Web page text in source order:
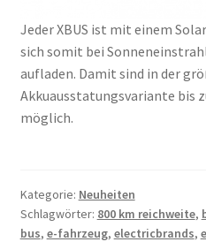
Jeder XBUS ist mit einem
sich somit bei
aufladen. Damit sind in der
Akkuausstatungsvariante bis
möglich.
Kategorie: Neuheiten
Schlagwörter: 800 km reichweite,
bus, e-fahrzeug, electricbrands,